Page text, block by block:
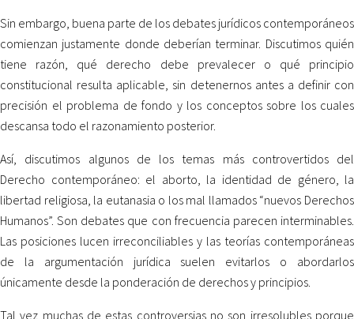
Sin embargo, buena parte de los debates jurídicos contemporáneos
comienzan justamente donde deberían terminar. Discutimos quién
tiene razón, qué derecho debe prevalecer o qué principio
constitucional resulta aplicable, sin detenernos antes a definir con
precisión el problema de fondo y los conceptos sobre los cuales
descansa todo el razonamiento posterior.
Así, discutimos algunos de los temas más controvertidos del
Derecho contemporáneo: el aborto, la identidad de género, la
libertad religiosa, la eutanasia o los mal llamados “nuevos Derechos
Humanos”. Son debates que con frecuencia parecen interminables.
Las posiciones lucen irreconciliables y las teorías contemporáneas
de la argumentación jurídica suelen evitarlos o abordarlos
únicamente desde la ponderación de derechos y principios.
Tal vez muchas de estas controversias no son irresolubles porque